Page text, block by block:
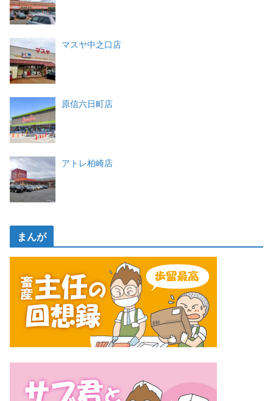
マスヤ中之口店
原信六日町店
アトレ柏崎店
まんが